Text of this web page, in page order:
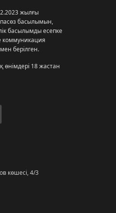
жылғы
басылымын,
басылымды есепке
коммуникация
берілген.
өнімдері 18 жастан
көшесі, 4/3